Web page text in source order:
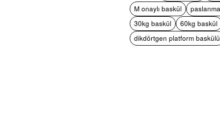
M onaylı baskül
30kg baskül
60kg baskül
dikdörtgen platform baskülü